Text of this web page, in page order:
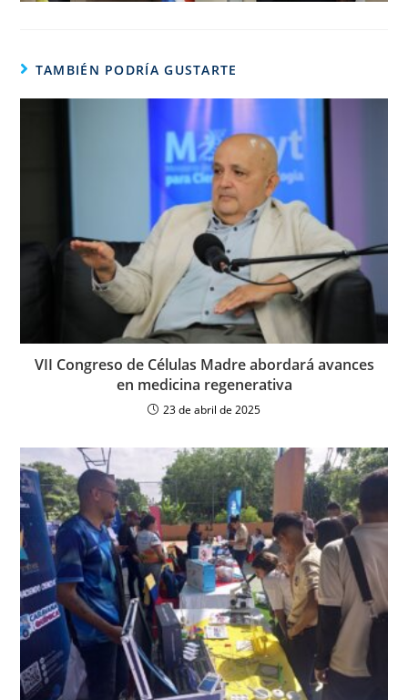
TAMBIÉN PODRÍA GUSTARTE
VII Congreso de Células Madre abordará avances
en medicina regenerativa
23 de abril de 2025